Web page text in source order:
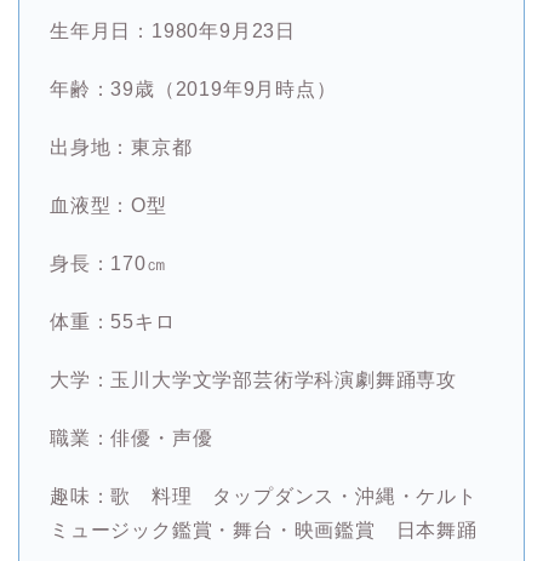
生年月日：1980年9月23日
年齢：39歳（2019年9月時点）
出身地：東京都
血液型：O型
身長：170㎝
体重：55キロ
大学：玉川大学文学部芸術学科演劇舞踊専攻
職業：俳優・声優
趣味：歌 料理 タップダンス・沖縄・ケルト
ミュージック鑑賞・舞台・映画鑑賞 日本舞踊